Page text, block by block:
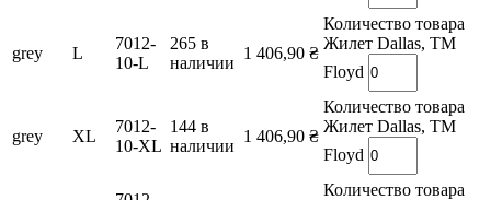
grey L
7012-
10-L
265 в
наличии
1 406,90 ₴
Количество товара
Жилет Dallas, TM
Floyd
grey XL
7012-
10-XL
144 в
наличии
1 406,90 ₴
Количество товара
Жилет Dallas, TM
Floyd
Количество товара